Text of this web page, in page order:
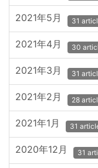
2021年5月 31
2021年4月 30
2021年3月 31
2021年2月 28
2021年1月 31
2020年12月 31